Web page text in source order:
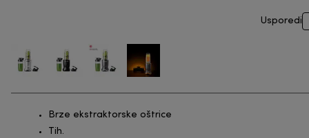
Usporedi
Brze ekstraktorske oštrice
Tih.